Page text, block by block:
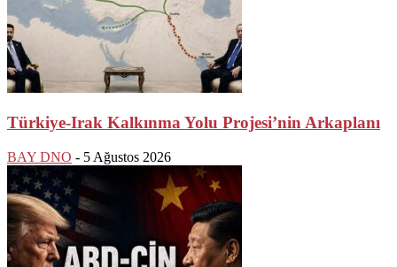
Türkiye-Irak Kalkınma Yolu Projesi’nin Arkaplanı
BAY DNO - 5 Ağustos 2026